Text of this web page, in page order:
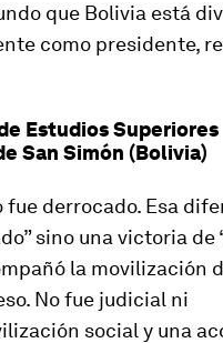
que Bolivia está
como presidente,
Estudios Superiores
San Simón (Bolivia)
fue derrocado. Esa
sino una victoria de
la movilización
No fue judicial ni
social y una